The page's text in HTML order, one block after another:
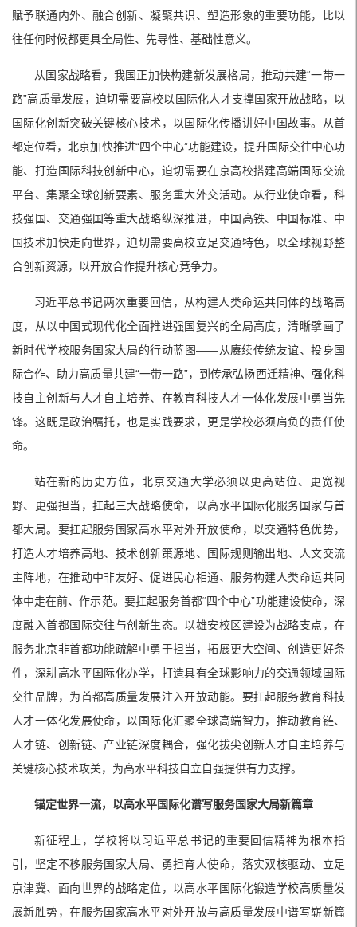
赋予联通内外、融合创新、凝聚共识、塑造形象的重要功能，比以
往任何时候都更具全局性、先导性、基础性意义。
从国家战略看，我国正加快构建新发展格局，推动共建“一带一
路”高质量发展，迫切需要高校以国际化人才支撑国家开放战略，以
国际化创新突破关键核心技术，以国际化传播讲好中国故事。从首
都定位看，北京加快推进“四个中心”功能建设，提升国际交往中心功
能、打造国际科技创新中心，迫切需要在京高校搭建高端国际交流
平台、集聚全球创新要素、服务重大外交活动。从行业使命看，科
技强国、交通强国等重大战略纵深推进，中国高铁、中国标准、中
国技术加快走向世界，迫切需要高校立足交通特色，以全球视野整
合创新资源，以开放合作提升核心竞争力。
习近平总书记两次重要回信，从构建人类命运共同体的战略高
度，从以中国式现代化全面推进强国复兴的全局高度，清晰擘画了
新时代学校服务国家大局的行动蓝图——从赓续传统友谊、投身国
际合作、助力高质量共建“一带一路”，到传承弘扬西迁精神、强化科
技自主创新与人才自主培养、在教育科技人才一体化发展中勇当先
锋。这既是政治嘱托，也是实践要求，更是学校必须肩负的责任使
命。
站在新的历史方位，北京交通大学必须以更高站位、更宽视
野、更强担当，扛起三大战略使命，以高水平国际化服务国家与首
都大局。要扛起服务国家高水平对外开放使命，以交通特色优势，
打造人才培养高地、技术创新策源地、国际规则输出地、人文交流
主阵地，在推动中非友好、促进民心相通、服务构建人类命运共同
体中走在前、作示范。要扛起服务首都“四个中心”功能建设使命，深
度融入首都国际交往与创新生态。以雄安校区建设为战略支点，在
服务北京非首都功能疏解中勇于担当，拓展更大空间、创造更好条
件，深耕高水平国际化办学，打造具有全球影响力的交通领域国际
交往品牌，为首都高质量发展注入开放动能。要扛起服务教育科技
人才一体化发展使命，以国际化汇聚全球高端智力，推动教育链、
人才链、创新链、产业链深度耦合，强化拔尖创新人才自主培养与
关键核心技术攻关，为高水平科技自立自强提供有力支撑。
锚定世界一流，以高水平国际化谱写服务国家大局新篇章
新征程上，学校将以习近平总书记的重要回信精神为根本指
引，坚定不移服务国家大局、勇担育人使命，落实双核驱动、立足
京津冀、面向世界的战略定位，以高水平国际化锻造学校高质量发
展新胜势，在服务国家高水平对外开放与高质量发展中谱写崭新篇